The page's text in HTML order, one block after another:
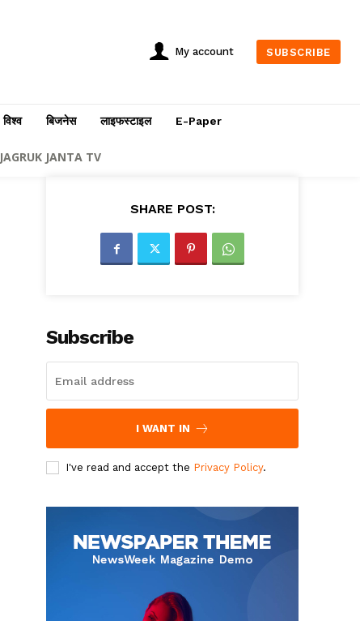
My account SUBSCRIBE
विश्व बिजनेस लाइफस्टाइल E-Paper
JAGRUK JANTA TV
SHARE POST:
Subscribe
I WANT IN
I've read and accept the Privacy Policy.